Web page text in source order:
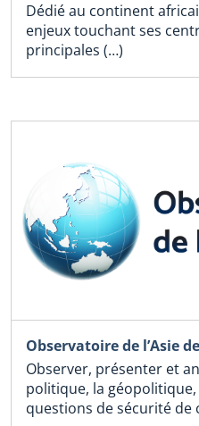
Dédié au continent
enjeux touchant ses
principales (…)
Observatoire de l’Asie
Observer, présenter et
politique, la
questions de sécurité de